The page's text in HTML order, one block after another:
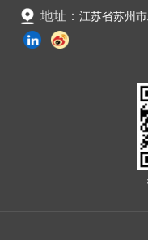
地址：江苏省苏州